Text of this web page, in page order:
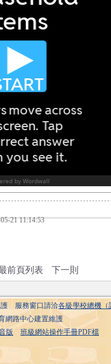
21 11:14:53
前頁列表 下一則
護 服務窗口請洽各級學校總機（
網路中心建置維護
版
班級網站操作手冊PDF檔